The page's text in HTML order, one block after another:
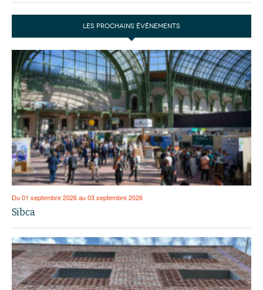
LES PROCHAINS ÉVÉNEMENTS
Du 01 septembre 2026 au 03 septembre 2026
Sibca